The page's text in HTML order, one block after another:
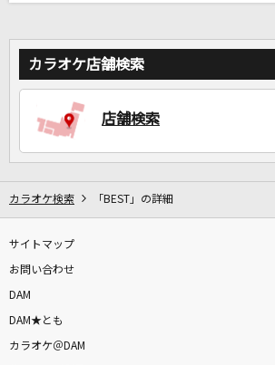
カラオケ店舗検索
店舗検索
カラオケ検索 「BEST」の詳細
サイトマップ
お問い合わせ
DAM
DAM★とも
カラオケ＠DAM